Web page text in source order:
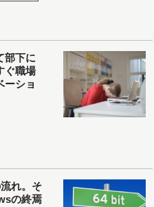
部下に
ぐ職場
ーショ
れ。そ
の終焉